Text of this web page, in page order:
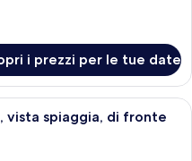
i prezzi per le tue date
camera da letto con un letto
vista spiaggia, di fronte